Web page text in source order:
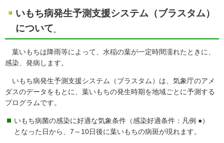
いもち病発生予測支援システム（ブラスタム）
について
葉いもちは降雨等によって、水稲の葉が一定時間濡れたときに、
感染、発病します。
いもち病発生予測支援システム（ブラスタム）は、気象庁のアメ
ダスのデータをもとに、葉いもちの発生時期を地域ごとに予測する
プログラムです。
いもち病菌の感染に好適な気象条件（感染好適条件：凡例 ●）
となった日から、7～10日後に葉いもちの病斑が現れます。